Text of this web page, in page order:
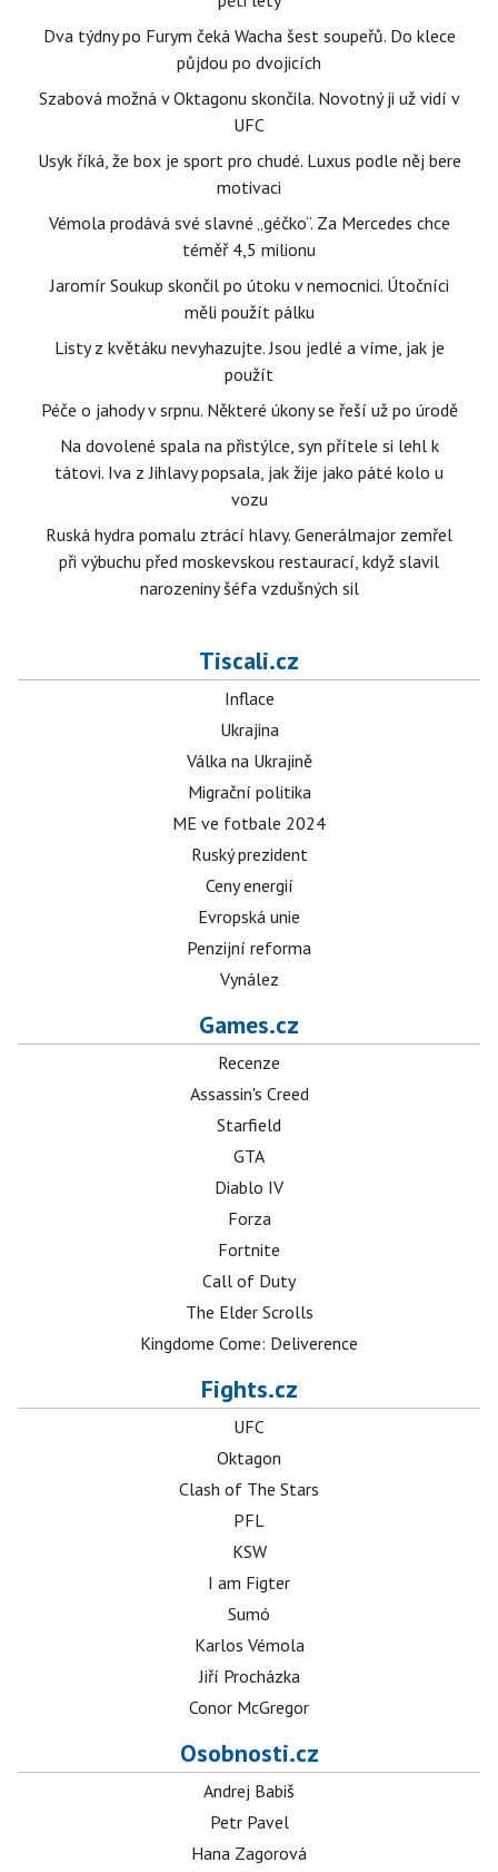
Dva týdny po Furym čeká Wacha šest soupeřů. Do klece
půjdou po dvojicích
Szabová možná v Oktagonu skončila. Novotný ji už vidí v
UFC
Usyk říká, že box je sport pro chudé. Luxus podle něj bere
motivaci
Vémola prodává své slavné „géčko“. Za Mercedes chce
téměř 4,5 milionu
Jaromír Soukup skončil po útoku v nemocnici. Útočníci
měli použít pálku
Listy z květáku nevyhazujte. Jsou jedlé a víme, jak je
použít
Péče o jahody v srpnu. Některé úkony se řeší už po úrodě
Na dovolené spala na přistýlce, syn přítele si lehl k
tátovi. Iva z Jihlavy popsala, jak žije jako páté kolo u
vozu
Ruská hydra pomalu ztrácí hlavy. Generálmajor zemřel
při výbuchu před moskevskou restaurací, když slavil
narozeniny šéfa vzdušných sil
Tiscali.cz
Inflace
Ukrajina
Válka na Ukrajině
Migrační politika
ME ve fotbale 2024
Ruský prezident
Ceny energií
Evropská unie
Penzijní reforma
Vynález
Games.cz
Recenze
Assassin's Creed
Starfield
GTA
Diablo IV
Forza
Fortnite
Call of Duty
The Elder Scrolls
Kingdome Come: Deliverence
Fights.cz
UFC
Oktagon
Clash of The Stars
PFL
KSW
I am Figter
Sumó
Karlos Vémola
Jiří Procházka
Conor McGregor
Osobnosti.cz
Andrej Babiš
Petr Pavel
Hana Zagorová